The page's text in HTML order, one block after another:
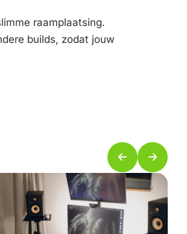
raamplaatsing.
builds, zodat jouw